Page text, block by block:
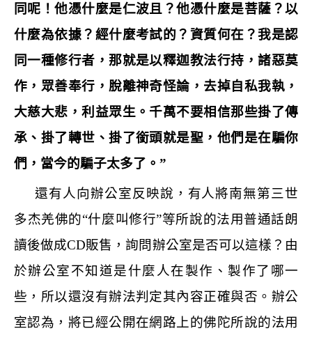
同呢！他憑什麼是仁波且？他憑什麼是菩薩？以
什麼為依據？經什麼考試的？資質何在？我是認
同一種修行者，那就是以釋迦教法行持，諸惡莫
作，眾善奉行，脫離神奇怪論，去掉自私我執，
大慈大悲，利益眾生。千萬不要相信那些掛了傳
承、掛了轉世、掛了銜頭就是聖，他們是在騙你
們，當今的騙子太多了。 ”
還有人向辦公室反映說，有人將南無第三世
多杰羌佛的“什麼叫修行”等所說的法用普通話朗
讀後做成CD販售，詢問辦公室是否可以這樣？由
於辦公室不知道是什麼人在製作、製作了哪一
些，所以還沒有辦法判定其內容正確與否。辦公
室認為，將已經公開在網路上的佛陀所說的法用